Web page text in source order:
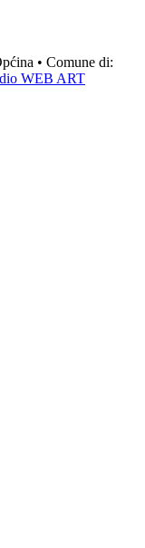
• Comune di:
WEB ART